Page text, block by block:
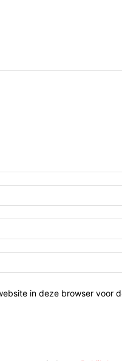
in deze browser voor